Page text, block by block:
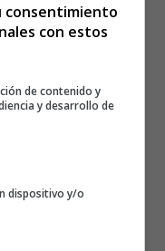
difíciles de afrontar
e ineludibles.
y dedicar algo
a veces el mini-
las cosas con la
consentimiento
con estos
de contenido y
y desarrollo de
dispositivo y/o